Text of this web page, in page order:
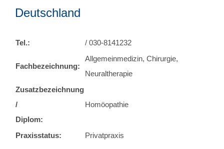
Deutschland
Tel.: / 030-8141232
Fachbezeichnung:
Allgemeinmedizin, Chirurgie,
Neuraltherapie
Zusatzbezeichnung
/
Diplom:
Homöopathie
Praxisstatus: Privatpraxis